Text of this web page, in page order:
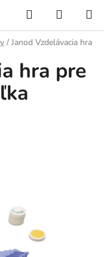
Hľadať
KOŠÍK
/ Janod Vzdelávacia hra
hra pre